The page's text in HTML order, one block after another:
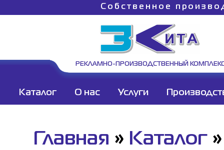
Собственное
РЕКЛАМНО-ПРОИЗВОДСТВЕННЫЙ
Каталог О нас Услуги
Главная » Каталог